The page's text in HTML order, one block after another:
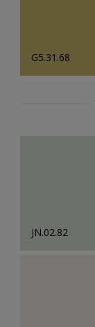
G5.31.68
JN.02.82